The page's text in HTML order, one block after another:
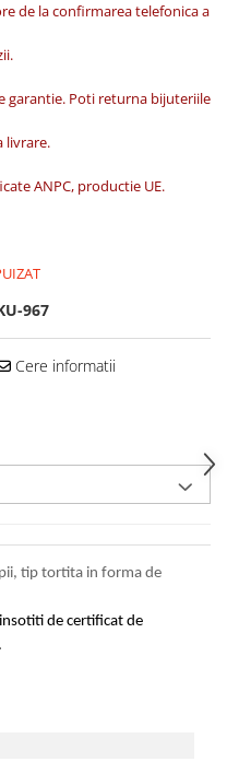
de la confirmarea telefonica a
garantie. Poti returna bijuteriile
livrare.
ANPC, productie UE.
967
Cere informatii
, tip tortita in forma de
de certificat de